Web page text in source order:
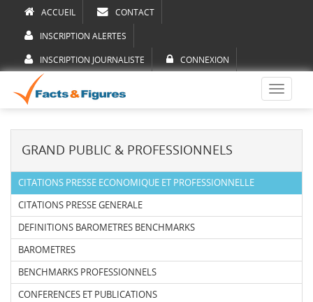
ACCUEIL CONTACT
INSCRIPTION ALERTES
INSCRIPTION JOURNALISTE CONNEXION
Toggle
GRAND PUBLIC & PROFESSIONNELS
CITATIONS PRESSE ECONOMIQUE ET PROFESSIONNELLE
CITATIONS PRESSE GENERALE
DEFINITIONS BAROMETRES BENCHMARKS
BAROMETRES
BENCHMARKS PROFESSIONNELS
CONFERENCES ET PUBLICATIONS